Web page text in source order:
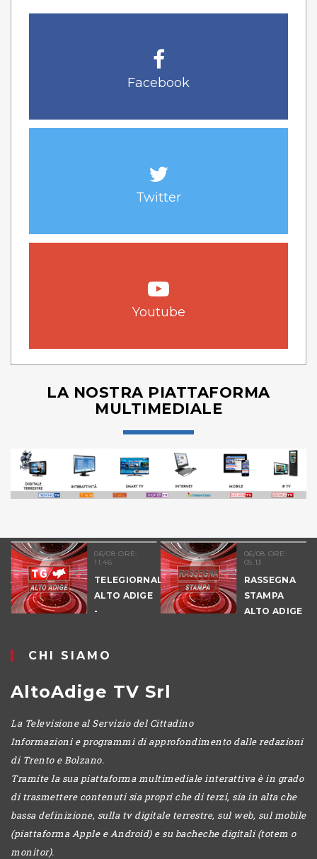
Facebook
Twitter
Youtube
LA NOSTRA PIATTAFORMA
MULTIMEDIALE
06/08 ORE:
11.46
TELEGIORNALE
ALTO ADIGE
-
06/08 ORE:
05.13
RASSEGNA
STAMPA
ALTO ADIGE
CHI SIAMO
AltoAdige TV Srl
La Televisione al Servizio del Cittadino
Informazioni e programmi di approfondimento dalle redazioni
di Trento e Bolzano.
Tramite la sua piattaforma multimediale interattiva è in grado
di trasmettere contenuti sia propri che di terzi, sia in alta che
bassa definizione, sulla tv digitale terrestre, sul web, sul mobile
(piattaforma Apple e Android) e su bacheche digitali (totem o
monitor).